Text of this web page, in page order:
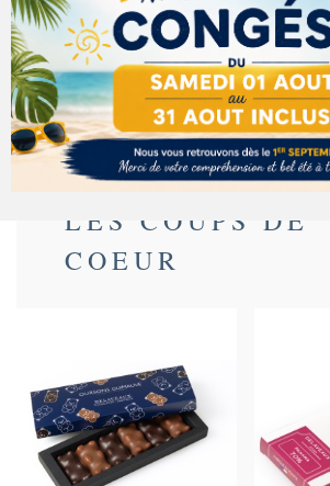
Détails du produit
Ingrédients
LES COUPS DE
COEUR